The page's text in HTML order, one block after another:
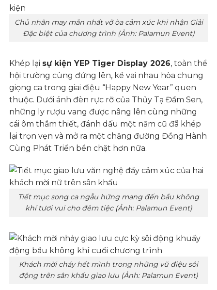
Chủ nhân may mắn nhất vỡ òa cảm xúc khi nhận Giải
Đặc biệt của chương trình (Ảnh: Palamun Event)
Khép lại sự kiện YEP Tiger Display 2026, toàn thể
hội trường cùng đứng lên, kề vai nhau hòa chung
giọng ca trong giai điệu “Happy New Year” quen
thuộc. Dưới ánh đèn rực rỡ của Thủy Tạ Đầm Sen,
những ly rượu vang được nâng lên cùng những
cái ôm thắm thiết, đánh dấu một năm cũ đã khép
lại trọn vẹn và mở ra một chặng đường Đồng Hành
Cùng Phát Triển bền chặt hơn nữa.
Tiết mục song ca ngẫu hứng mang đến bầu không
khí tươi vui cho đêm tiệc (Ảnh: Palamun Event)
Khách mời cháy hết mình trong những vũ điệu sôi
động trên sân khấu giao lưu (Ảnh: Palamun Event)